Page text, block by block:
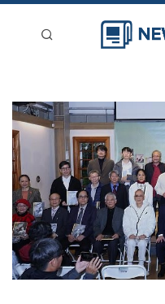
新聞稿分類
登入
刊登